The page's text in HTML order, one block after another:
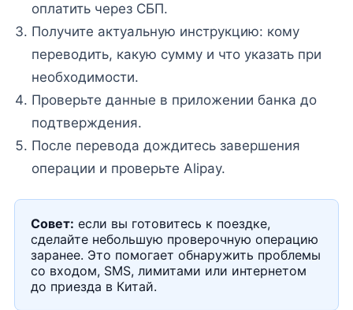
оплатить через СБП.
Получите актуальную инструкцию: кому
переводить, какую сумму и что указать при
необходимости.
Проверьте данные в приложении банка до
подтверждения.
После перевода дождитесь завершения
операции и проверьте Alipay.
Совет: если вы готовитесь к поездке,
сделайте небольшую проверочную операцию
заранее. Это помогает обнаружить проблемы
со входом, SMS, лимитами или интернетом
до приезда в Китай.